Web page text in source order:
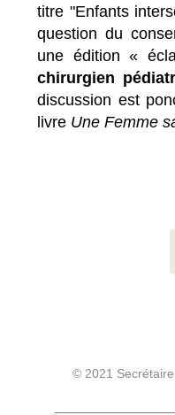
titre "Enfants
question du
une édition «
chirurgien
discussion est
livre Une Femme
© 2021